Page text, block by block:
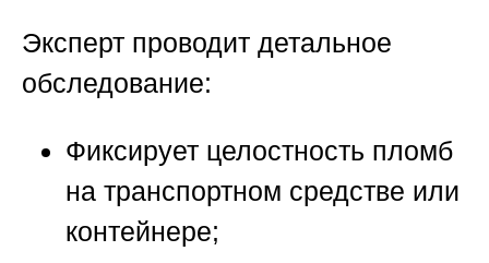
Эксперт проводит детальное
обследование:
Фиксирует целостность пломб
на транспортном средстве или
контейнере;